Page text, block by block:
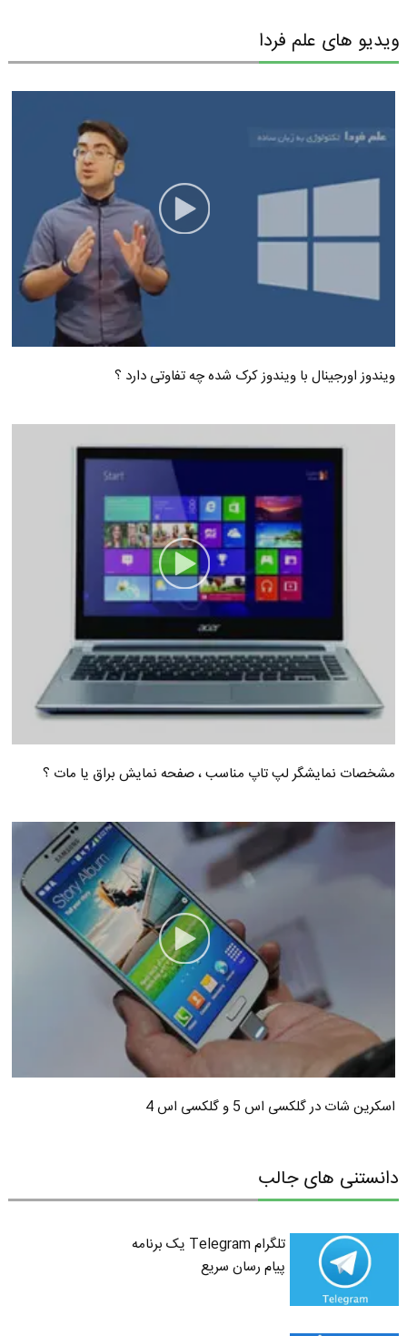
ویدیو های علم فردا
ویندوز اورجینال با ویندوز کرک شده چه تفاوتی دارد ؟
مشخصات نمایشگر لپ تاپ مناسب ، صفحه نمایش براق یا مات ؟
اسکرین شات در گلکسی اس 5 و گلکسی اس 4
دانستنی های جالب
تلگرام Telegram یک برنامه
پیام رسان سریع